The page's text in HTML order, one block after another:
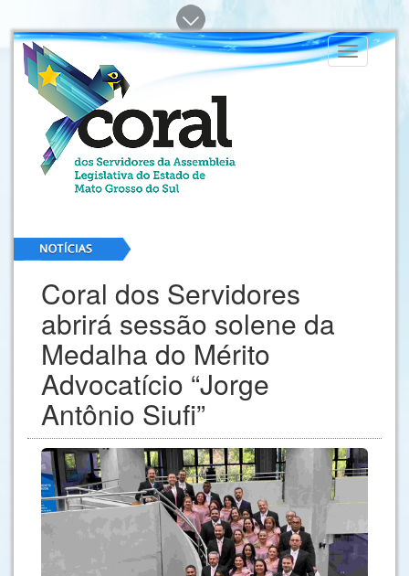
Toggle
navigation
Coral dos Servidores
abrirá sessão solene da
Medalha do Mérito
Advocatício “Jorge
Antônio Siufi”